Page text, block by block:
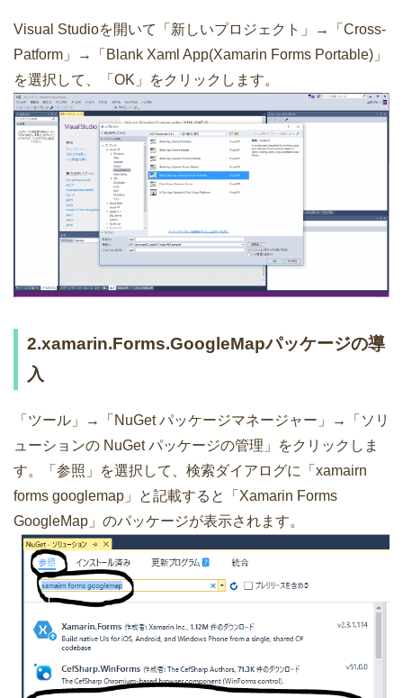
Visual Studioを開いて「新しいプロジェクト」→「Cross-
Patform」→「Blank Xaml App(Xamarin Forms Portable)」
を選択して、「OK」をクリックします。
2.xamarin.Forms.GoogleMapパッケージの導
入
「ツール」→「NuGet パッケージマネージャー」→「ソリ
ューションの NuGet パッケージの管理」をクリックしま
す。「参照」を選択して、検索ダイアログに「xamairn
forms googlemap」と記載すると「Xamarin Forms
GoogleMap」のパッケージが表示されます。